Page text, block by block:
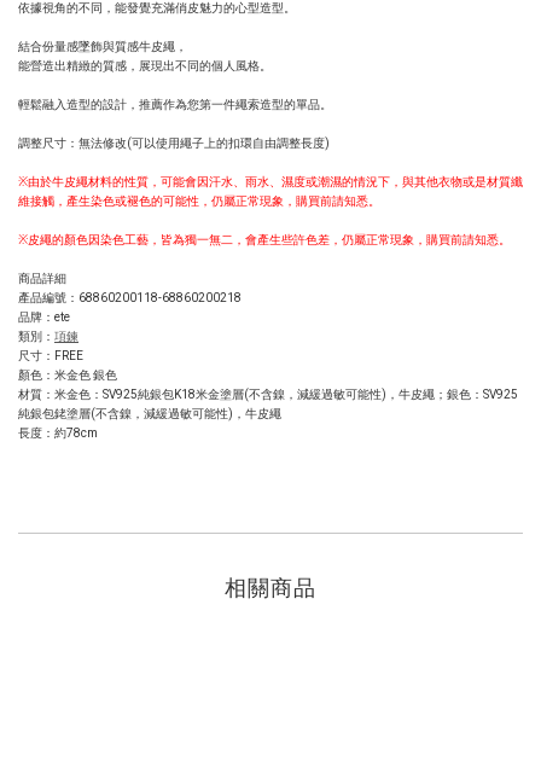
依據視角的不同，能發覺充滿俏皮魅力的心型造型。
結合份量感墜飾與質感牛皮繩，
能營造出精緻的質感，展現出不同的個人風格。
輕鬆融入造型的設計，推薦作為您第一件繩索造型的單品。
調整尺寸：無法修改(可以使用繩子上的扣環自由調整長度)
※由於牛皮繩材料的性質，可能會因汗水、雨水、濕度或潮濕的情況下，與其他衣物或是材質纖
維接觸，產生染色或褪色的可能性，仍屬正常現象，購買前請知悉。
※皮繩的顏色因染色工藝，皆為獨一無二，會產生些許色差，仍屬正常現象，購買前請知悉。
商品詳細
產品編號： 68860200118-68860200218
品牌：ete
類別： 項鍊
尺寸：FREE
顏色：米金色 銀色
材質：米金色：SV925純銀包K18米金塗層(不含鎳，減緩過敏可能性)，牛皮繩；銀色：SV925
純銀包銠塗層(不含鎳，減緩過敏可能性)，牛皮繩
長度：約78cm
相關商品